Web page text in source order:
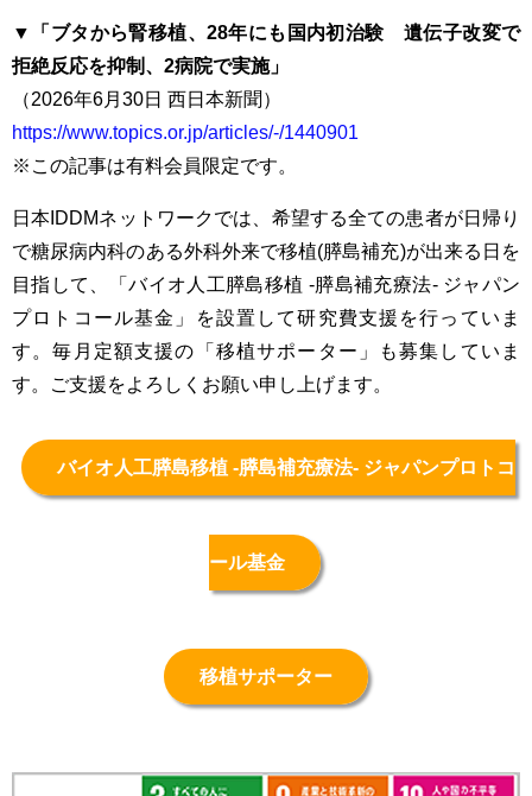
▼「ブタから腎移植、28年にも国内初治験 遺伝子改変で
拒絶反応を抑制、2病院で実施」
（2026年6月30日 西日本新聞）
https://www.topics.or.jp/articles/-/1440901
※この記事は有料会員限定です。
日本IDDMネットワークでは、希望する全ての患者が日帰り
で糖尿病内科のある外科外来で移植(膵島補充)が出来る日を
目指して、「バイオ人工膵島移植 -膵島補充療法- ジャパン
プロトコール基金」を設置して研究費支援を行っていま
す。毎月定額支援の「移植サポーター」も募集していま
す。ご支援をよろしくお願い申し上げます。
バイオ人工膵島移植 -膵島補充療法- ジャパンプロトコ
ール基金
移植サポーター